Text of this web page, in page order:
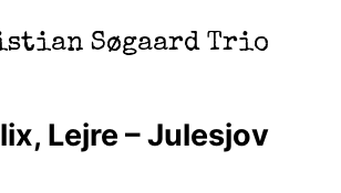
Søgaard Trio
Lejre – Julesjov